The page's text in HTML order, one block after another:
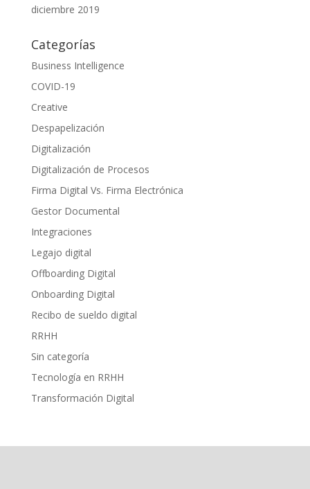
diciembre 2019
Categorías
Business Intelligence
COVID-19
Creative
Despapelización
Digitalización
Digitalización de Procesos
Firma Digital Vs. Firma Electrónica
Gestor Documental
Integraciones
Legajo digital
Offboarding Digital
Onboarding Digital
Recibo de sueldo digital
RRHH
Sin categoría
Tecnología en RRHH
Transformación Digital